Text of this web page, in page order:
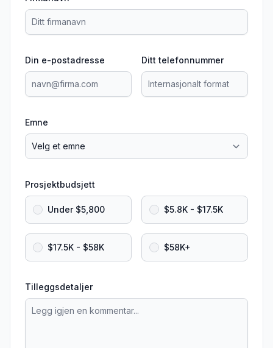
Din e-postadresse Ditt telefonnummer
Emne
Prosjektbudsjett
Under $5,800 $5.8K - $17.5K
$17.5K - $58K $58K+
Tilleggsdetaljer